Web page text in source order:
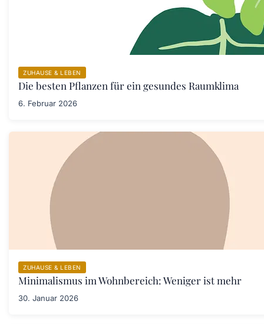
ZUHAUSE & LEBEN
Die besten Pflanzen für ein gesundes Raumklima
6. Februar 2026
ZUHAUSE & LEBEN
Minimalismus im Wohnbereich: Weniger ist mehr
30. Januar 2026